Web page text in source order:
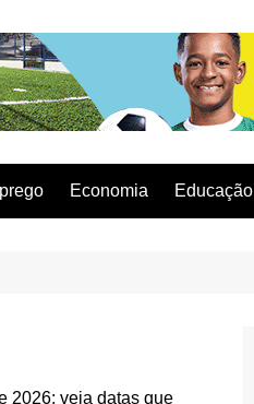
Economia Educação